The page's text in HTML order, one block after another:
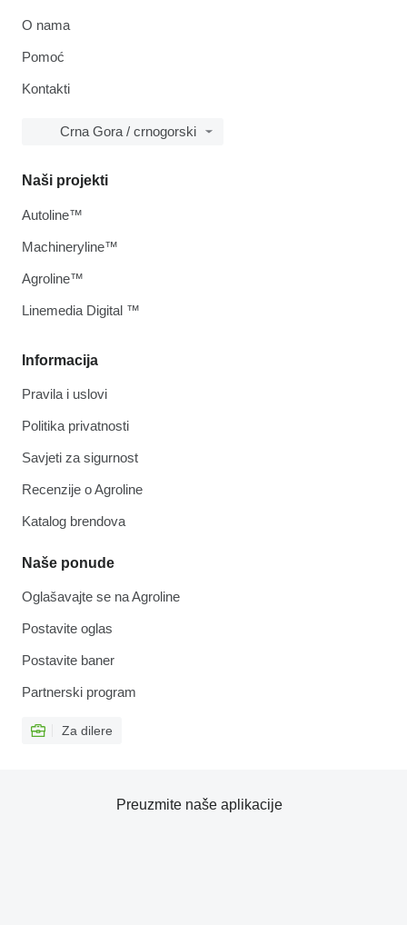
O nama
Pomoć
Kontakti
Crna Gora / crnogorski
Informacija
Pravila i uslovi
Politika privatnosti
Savjeti za sigurnost
Recenzije o Agroline
Katalog brendova
Naše ponude
Oglašavajte se na Agroline
Postavite oglas
Postavite baner
Partnerski program
Za dilere
Naši projekti
Autoline™
Machineryline™
Agroline™
Linemedia Digital ™
Preuzmite naše aplikacije